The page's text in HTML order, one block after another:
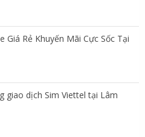
Giá Rẻ Khuyến Mãi Cực Sốc Tại
giao dịch Sim Viettel tại Lâm